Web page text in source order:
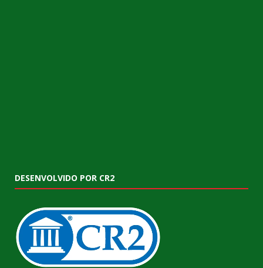
DESENVOLVIDO POR CR2